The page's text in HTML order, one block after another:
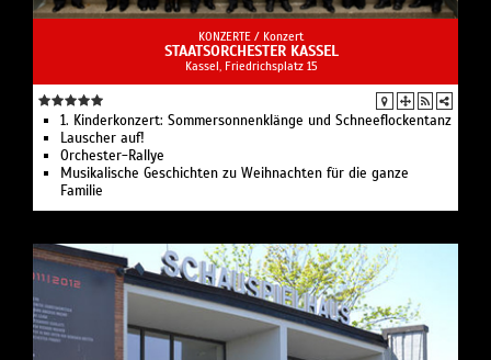
KONZERTE / Konzert
STAATSORCHESTER KASSEL
Kassel, Friedrichsplatz 15
1. Kinderkonzert: Sommersonnenklänge und Schneeflockentanz
Lauscher auf!
Orchester-Rallye
Musikalische Geschichten zu Weihnachten für die ganze
Familie